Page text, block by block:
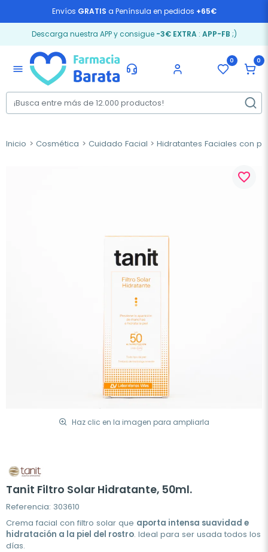
Envíos GRATIS a Península en pedidos +65€
Descarga nuestra APP y consigue -3€ EXTRA: APP-FB ;)
menu
0 0
Inicio Cosmética Cuidado Facial Hidratantes Faciales con
Haz clic en la imagen para ampliarla
favorite_border
Tanit Filtro Solar Hidratante, 50ml.
Referencia: 303610
Crema facial con filtro solar que aporta intensa suavidad e
hidratación a la piel del rostro. Ideal para ser usada todos los
días.